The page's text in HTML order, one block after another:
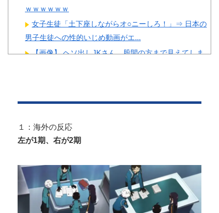
韓国人「韓国サッカー協会の
性接待問題のとんでもない言い
ｗｗｗｗｗｗ
女子生徒「土下座しながらオ○ニーしろ！」⇒ 日本の
男子生徒への性的いじめ動画がエ...
【画像】 ヘソ出しJKさん、股間の方まで見えてしま
とこのお姉ちゃんにチン○ン搾り...
激混みのはずの東京駅で鍵が空いているコインロッ
Powered by livedoor 相互RSS
１：海外の反応
左が1期、右が2期